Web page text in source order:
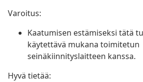
Varoitus:
Kaatumisen estämiseksi tätä
käytettävä mukana toimitetun
seinäkiinnityslaitteen kanssa.
Hyvä tietää: